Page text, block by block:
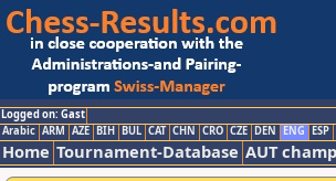
Logged on: Gast
Arabic ARM AZE BIH BUL CAT CHN CRO CZE DEN ENG ESP
Home Tournament-Database AUT